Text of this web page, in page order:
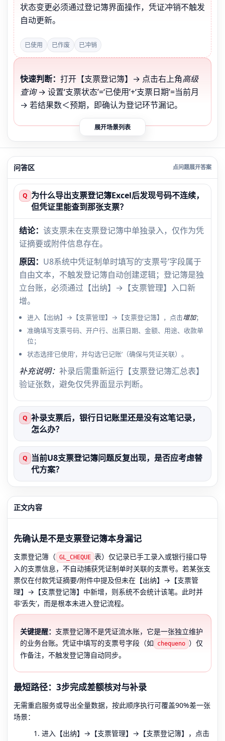
状态变更必须通过登记簿界面操作，凭证冲销不触发
自动更新。
已使用 已作废 已冲销
快速判断： 打开【支票登记簿】→ 点击右上角高级
查询→ 设置‘支票状态’=‘已使用’+‘支票日期’=当前月
→ 若结果数＜预期，即确认为登记环节漏记。
展开场景列表
问答区
Q 为什么导出支票登记簿Excel后发现号码不连续，
但凭证里能查到那张支票？
结论： 该支票未在支票登记簿中单独录入，仅作为凭
证摘要或附件信息存在。
原因： U8系统中凭证制单时填写的‘支票号’字段属于
自由文本，不触发登记簿自动创建逻辑；登记簿是独
立台账，必须通过【出纳】→【支票管理】入口新
增。
进入【出纳】→【支票管理】→【支票登记簿】，点击增加；
准确填写支票号码、开户行、出票日期、金额、用途、收款单
位；
状态选择‘已使用’，并勾选‘已记账’（确保与凭证关联）。
补充说明： 补录后需重新运行【支票登记簿汇总表】
验证张数，避免仅凭界面显示判断。
Q 补录支票后，银行日记账里还是没有这笔记录，
怎么办？
Q 当前U8支票登记簿问题反复出现，是否应考虑替
代方案？
正文内容
先确认是不是支票登记簿本身漏记
支票登记簿（ GL_CHEQUE 表）仅记录已手工录入或银行接口导
入的支票信息，不自动捕获凭证制单时关联的支票号。若某张支
票仅在付款凭证摘要/附件中提及但未在【出纳】→【支票管
理】→【支票登记簿】中新增，则系统不会统计该笔。此时并
非‘丢失’，而是根本未进入登记流程。
关键提醒： 支票登记簿不是凭证流水账，它是一张独立维护
的业务台账。凭证中填写的支票号字段（如
chequeno ）仅
作备注，不触发登记簿自动同步。
最短路径：3步完成差额核对与补录
无需重启服务或导出全量数据，按此顺序执行可覆盖90%差一张
场景：
进入【出纳】→【支票管理】→【支票登记簿】，点击